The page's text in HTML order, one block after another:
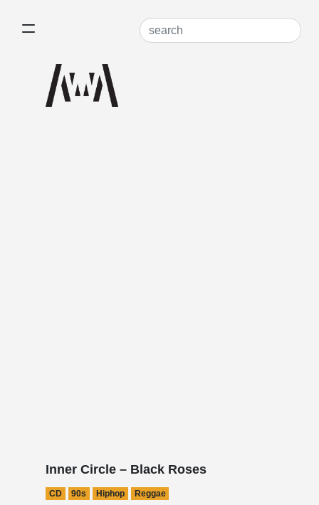
Inner Circle – Black Roses
CD 90s Hiphop Reggae